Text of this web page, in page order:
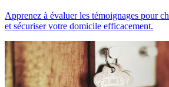
Apprenez à évaluer les témoignages pour
et sécuriser votre domicile efficacement.